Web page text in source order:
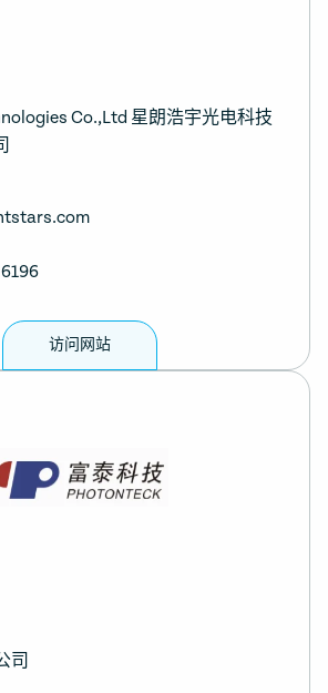
Co.,Ltd 星朗浩宇光电科技
访问网站
司